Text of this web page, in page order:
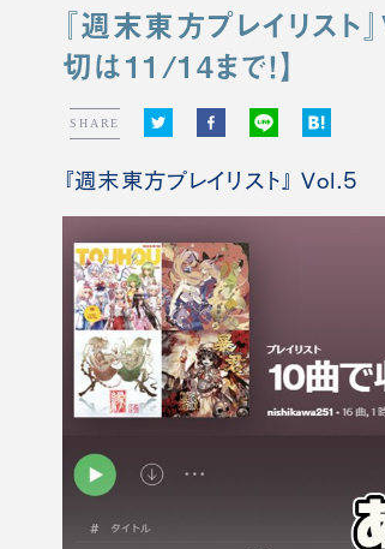
『週末東方プレイリスト
切は11/14まで！】
SHARE
『週末東方プレイリスト』 Vol.5